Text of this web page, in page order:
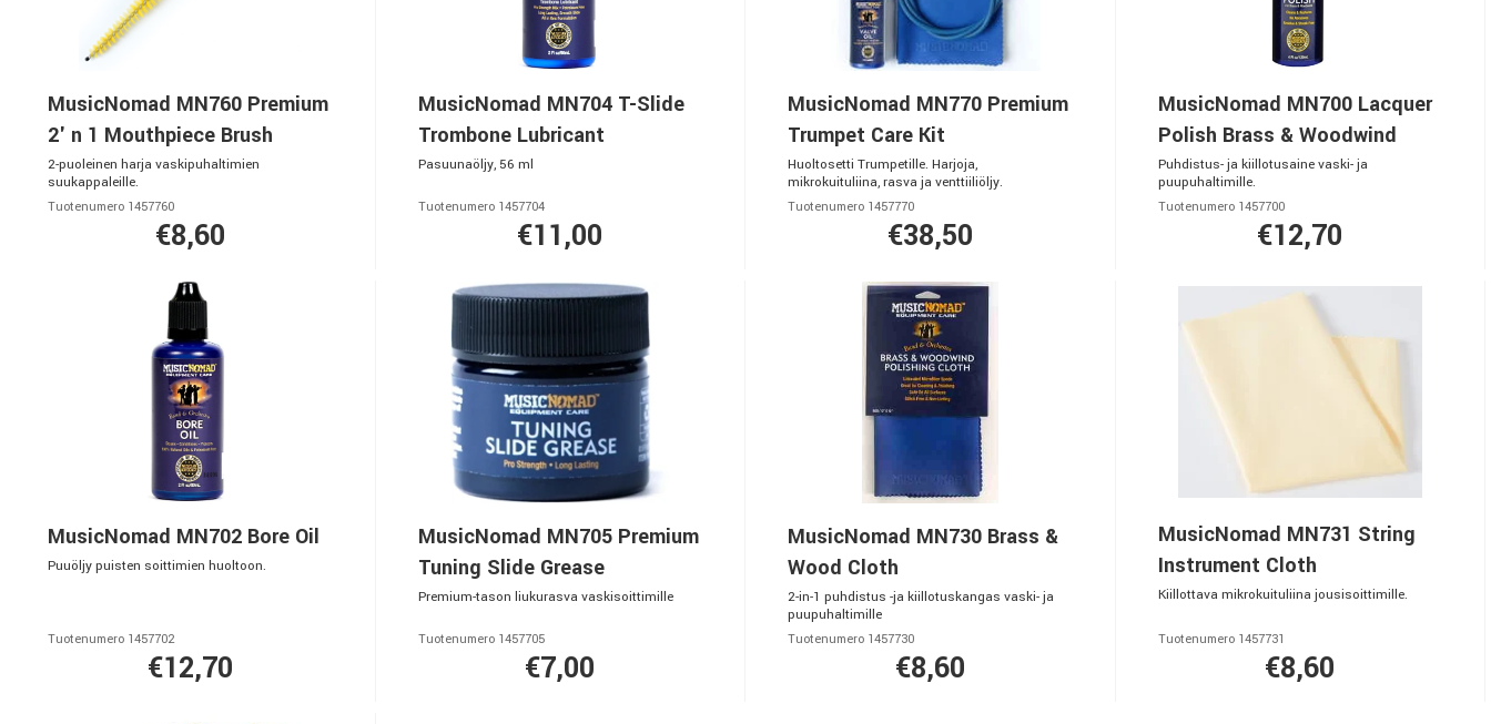
MusicNomad MN760 Premium
2' n 1 Mouthpiece Brush
2-puoleinen harja vaskipuhaltimien
suukappaleille.
Tuotenumero 1457760
€8,60
MusicNomad MN704 T-Slide
Trombone Lubricant
Pasuunaöljy, 56 ml
Tuotenumero 1457704
€11,00
MusicNomad MN770 Premium
Trumpet Care Kit
Huoltosetti Trumpetille. Harjoja,
mikrokuituliina, rasva ja venttiiliöljy.
Tuotenumero 1457770
€38,50
MusicNomad MN700 Lacquer
Polish Brass & Woodwind
Puhdistus- ja kiillotusaine vaski- ja
puupuhaltimille.
Tuotenumero 1457700
€12,70
MusicNomad MN702 Bore Oil
Puuöljy puisten soittimien huoltoon.
Tuotenumero 1457702
€12,70
MusicNomad MN705 Premium
Tuning Slide Grease
Premium-tason liukurasva vaskisoittimille
Tuotenumero 1457705
€7,00
MusicNomad MN730 Brass &
Wood Cloth
2-in-1 puhdistus -ja kiillotuskangas vaski- ja
puupuhaltimille
Tuotenumero 1457730
€8,60
MusicNomad MN731 String
Instrument Cloth
Kiillottava mikrokuituliina jousisoittimille.
Tuotenumero 1457731
€8,60